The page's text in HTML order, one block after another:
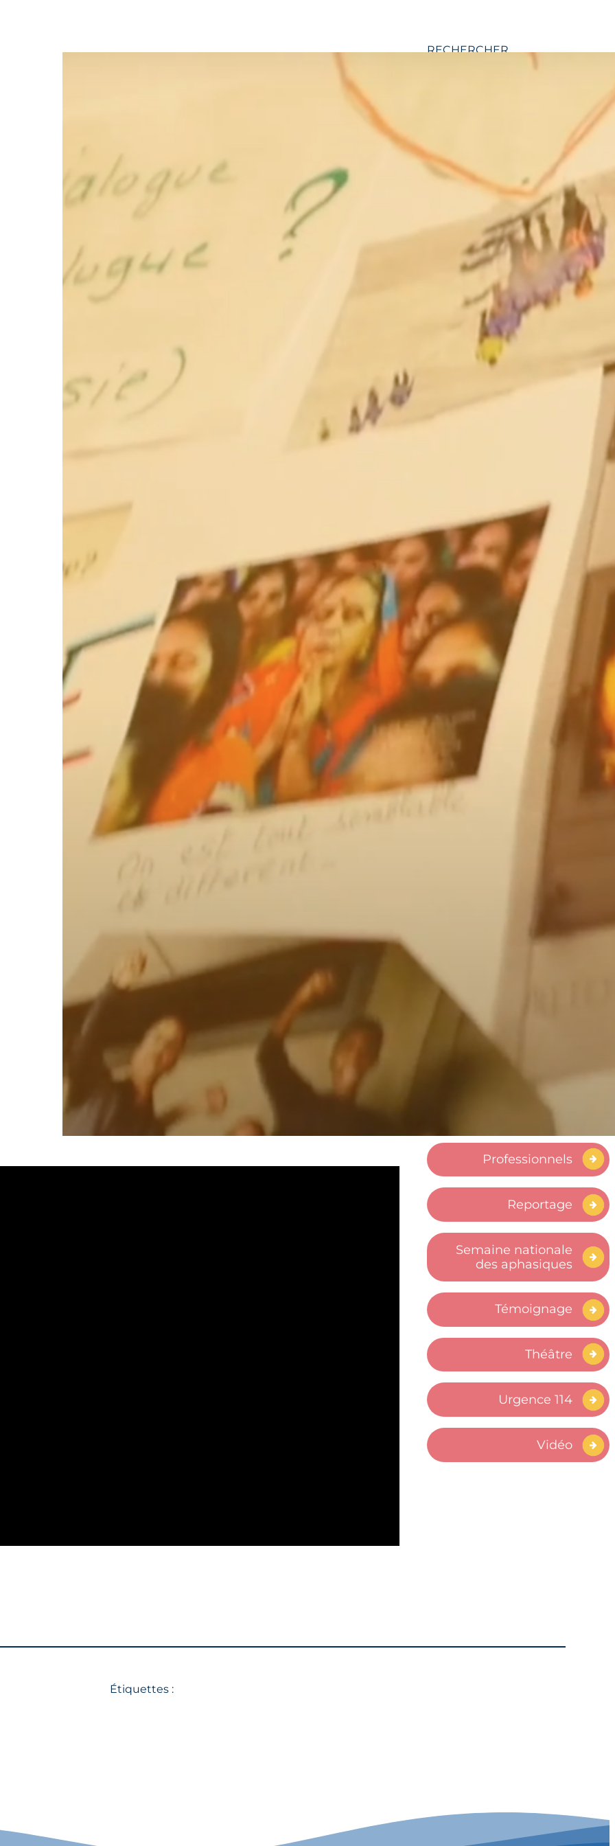
RECHERCHER
Aidant
Application et
logiciel
Arts
Association
Bande son
Centre relais
Conférence
Conférences pour
Congrès
Dirigeants_Asso
Documents FNAF
Enquête
Plan de formation
Professionnels
Reportage
Semaine nationale
des aphasiques
Témoignage
Théâtre
Urgence 114
Vidéo
Étiquettes :